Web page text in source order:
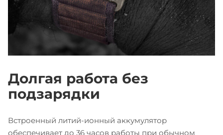
Долгая работа без
подзарядки
Встроенный литий-ионный аккумулятор
обеспечивает до 36 часов работы при обычном